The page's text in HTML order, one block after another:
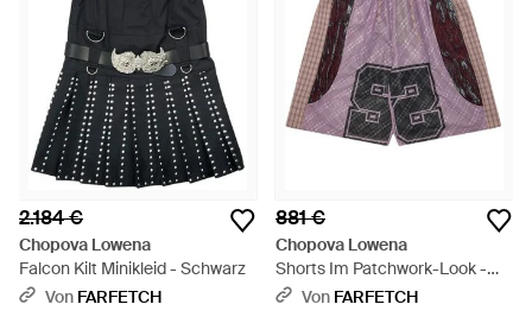
2.184 €
Chopova Lowena
Falcon Kilt Minikleid - Schwarz
Von FARFETCH
881 €
Chopova Lowena
Shorts Im Patchwork-Look -
Lila Von FARFETCH